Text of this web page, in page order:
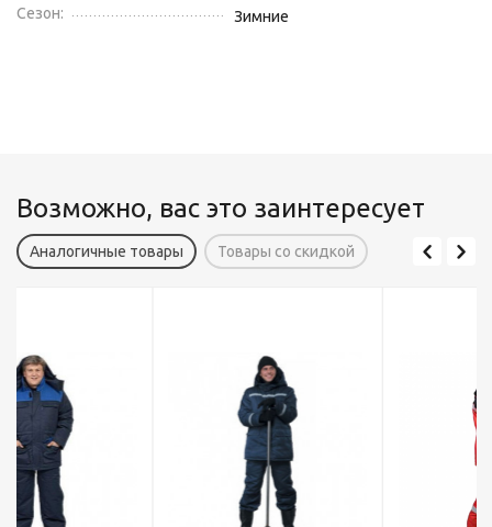
Сезон: Зимние
Возможно, вас это заинтересует
Аналогичные товары Товары со скидкой